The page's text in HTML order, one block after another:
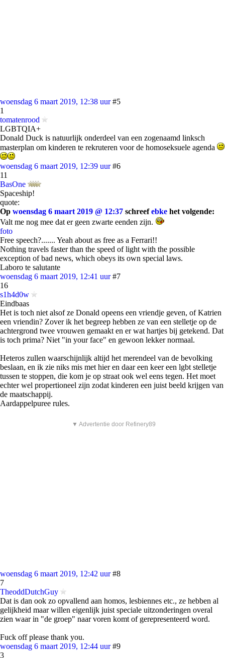
woensdag 6 maart 2019, 12:38 uur #5
1
tomatenrood
LGBTQIA+
Donald Duck is natuurlijk onderdeel van een zogenaamd linksch
masterplan om kinderen te rekruteren voor de homoseksuele agenda
woensdag 6 maart 2019, 12:39 uur #6
11
BasOne
Spaceship!
quote:
Op woensdag 6 maart 2019 @ 12:37 schreefebke het volgende:
Valt me nog mee dat er geen zwarte eenden zijn.
foto
Free speech?....... Yeah about as free as a Ferrari!!
Nothing travels faster than the speed of light with the possible
exception of bad news, which obeys its own special laws.
Laboro te salutante
woensdag 6 maart 2019, 12:41 uur #7
16
s1h4d0w
Eindbaas
Het is toch niet alsof ze Donald opeens een vriendje geven, of Katrien
een vriendin? Zover ik het begreep hebben ze van een stelletje op de
achtergrond twee vrouwen gemaakt en er wat hartjes bij getekend. Dat
is toch prima? Niet "in your face" en gewoon lekker normaal.
Heteros zullen waarschijnlijk altijd het merendeel van de bevolking
beslaan, en ik zie niks mis met hier en daar een keer een lgbt stelletje
tussen te stoppen, die kom je op straat ook wel eens tegen. Het moet
echter wel propertioneel zijn zodat kinderen een juist beeld krijgen van
de maatschappij.
Aardappelpuree rules.
▼ Advertentie door Refinery89
woensdag 6 maart 2019, 12:42 uur #8
7
TheoddDutchGuy
Dat is dan ook zo opvallend aan homos, lesbiennes etc., ze hebben al
gelijkheid maar willen eigenlijk juist speciale uitzonderingen overal
zien waar in "de groep" naar voren komt of gerepresenteerd word.
Fuck off please thank you.
woensdag 6 maart 2019, 12:44 uur #9
3